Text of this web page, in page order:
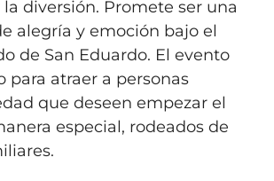
diversión. Promete ser una
alegría y emoción bajo el
de San Eduardo. El evento
para atraer a personas
que deseen empezar el
especial, rodeados de